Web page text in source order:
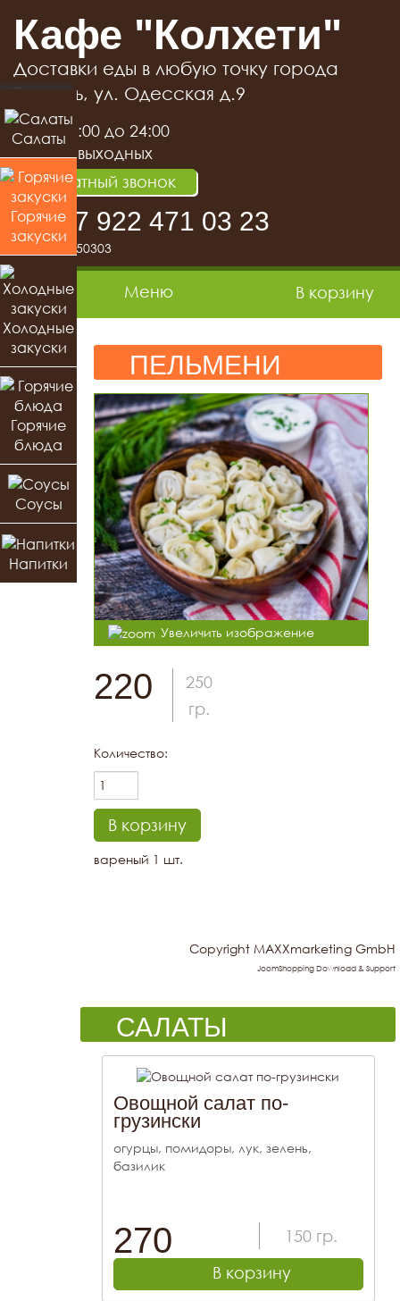
Салаты
Горячие
закуски
Холодные
закуски
Горячие
блюда
Соусы
Напитки
Кафе "Колхети"
Доставки еды в любую точку города
Тюмень, ул. Одесская д.9
с 11:00 до 24:00
без выходных
Обратный звонок
+7 922 471 03 23
+7(3452) 250303
Mеню В корзину
ПЕЛЬМЕНИ
Увеличить изображение
220
250
гр.
Количество:
вареный 1 шт.
Copyright MAXXmarketing GmbH
JoomShopping Download & Support
САЛАТЫ
Овощной салат по-
грузински
огурцы, помидоры, лук, зелень,
базилик
270 150 гр.
В корзину